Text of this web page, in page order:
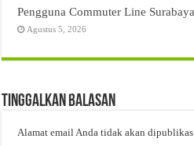
Pengguna Commuter Line
Agustus 5, 2026
Tinggalkan Balasan
Alamat email Anda tidak akan